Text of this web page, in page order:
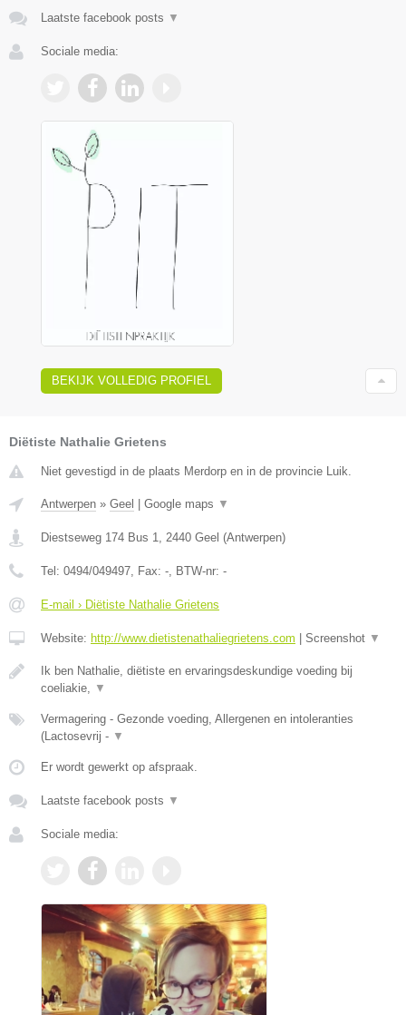
Laatste facebook posts ▼
Sociale media:
BEKIJK VOLLEDIG PROFIEL
Diëtiste Nathalie Grietens
Niet gevestigd in de plaats Merdorp en in de provincie Luik.
Antwerpen » Geel Google maps ▼
Diestseweg 174 Bus 1, 2440 Geel (Antwerpen)
Tel: 0494/049497, Fax: -, BTW-nr: -
E-mail › Diëtiste Nathalie Grietens
Website: http://www.dietistenathaliegrietens.com Screenshot ▼
Ik ben Nathalie, diëtiste en ervaringsdeskundige voeding bij
coeliakie, ▼
Vermagering - Gezonde voeding, Allergenen en intoleranties
(Lactosevrij - ▼
Er wordt gewerkt op afspraak.
Laatste facebook posts ▼
Sociale media: